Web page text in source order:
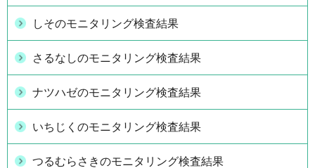
しそのモニタリング検査結果
さるなしのモニタリング検査結果
ナツハゼのモニタリング検査結果
いちじくのモニタリング検査結果
つるむらさきのモニタリング検査結果